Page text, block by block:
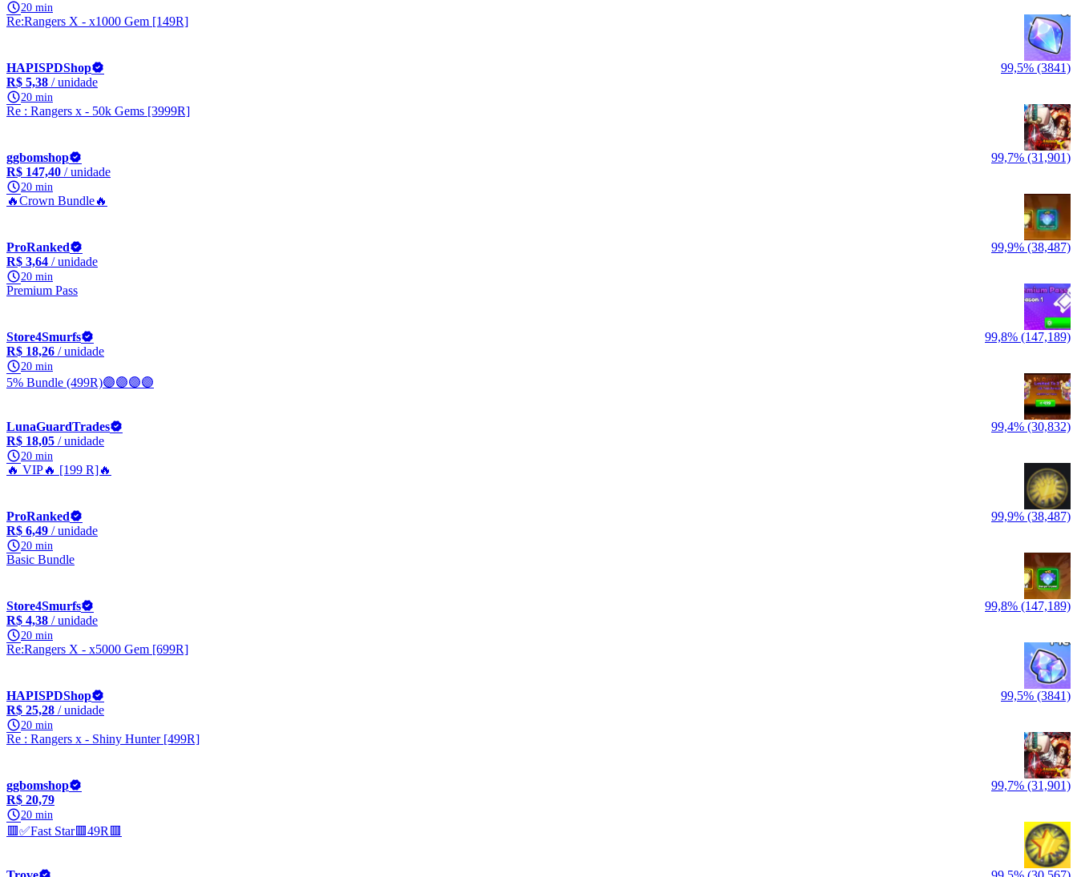
20 min
Re:Rangers X - x1000 Gem [149R]
HAPISPDShop
99,5% (3841)
R$ 5,38 / unidade
20 min
Re : Rangers x - 50k Gems [3999R]
ggbomshop
99,7% (31,901)
R$ 147,40 / unidade
20 min
🔥Crown Bundle🔥
ProRanked
99,9% (38,487)
R$ 3,64 / unidade
20 min
Premium Pass
Store4Smurfs
99,8% (147,189)
R$ 18,26 / unidade
20 min
5% Bundle (499R)🟣🟣🟣🟣
LunaGuardTrades
99,4% (30,832)
R$ 18,05 / unidade
20 min
🔥 VIP🔥 [199 R]🔥
ProRanked
99,9% (38,487)
R$ 6,49 / unidade
20 min
Basic Bundle
Store4Smurfs
99,8% (147,189)
R$ 4,38 / unidade
20 min
Re:Rangers X - x5000 Gem [699R]
HAPISPDShop
99,5% (3841)
R$ 25,28 / unidade
20 min
Re : Rangers x - Shiny Hunter [499R]
ggbomshop
99,7% (31,901)
R$ 20,79
20 min
🟥✅Fast Star🟥49R🟥